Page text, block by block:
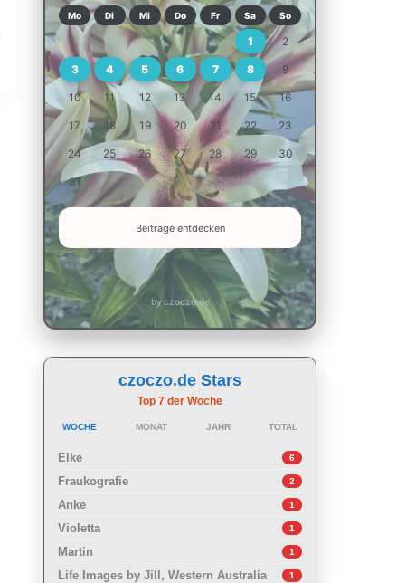
Mo Di Mi Do Fr Sa So
1 2
3 4 5 6 7 8 9
10 11 12 13 14 15 16
17 18 19 20 21 22 23
24 25 26 27 28 29 30
31
Beiträge entdecken
by czoczo.de
czoczo.de Stars
Top 7 der Woche
WOCHE MONAT JAHR TOTAL
Elke 6
Fraukografie 2
Anke 1
Violetta 1
Martin 1
Life Images by Jill, Western Australia 1